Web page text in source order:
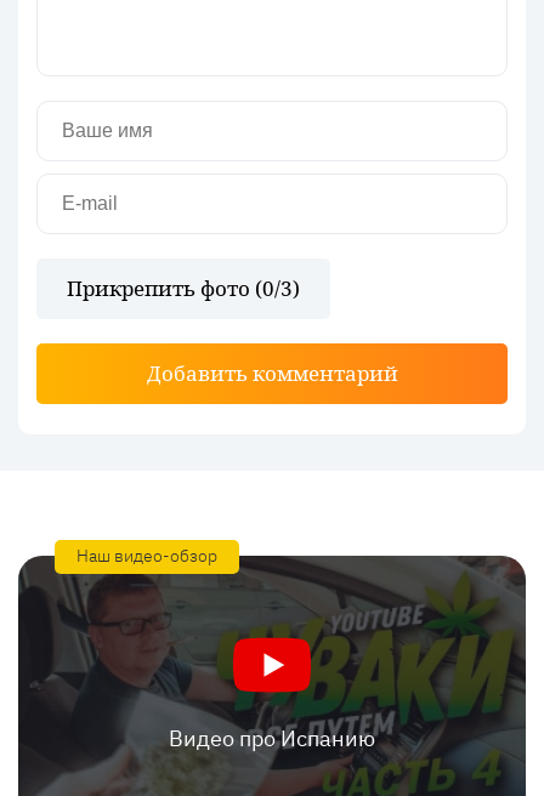
Прикрепить фото (0/3)
Добавить комментарий
Наш видео-обзор
Видео про Испанию